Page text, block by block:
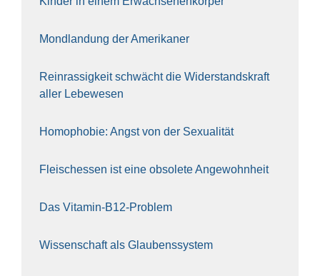
Mond­lan­dung der Ame­ri­ka­ner
Rein­ras­sig­keit schwächt die Wider­stands­kraft
aller Lebe­we­sen
Homo­pho­bie: Angst von der Sexua­li­tät
Fleisch­essen ist eine obso­le­te An‍ge‍wohn‍heit
Das Vit­amin-B12-Pro­blem
Wis­sen­schaft als Glau­bens­sys­tem